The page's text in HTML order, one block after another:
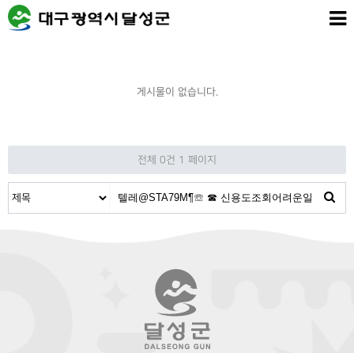
게시물이 없습니다.
전체 0건 1 페이지